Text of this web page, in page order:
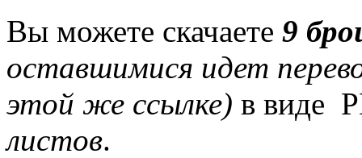
Вы можете скачаете 9
оставшимися идет
этой же ссылке) в виде
листов.